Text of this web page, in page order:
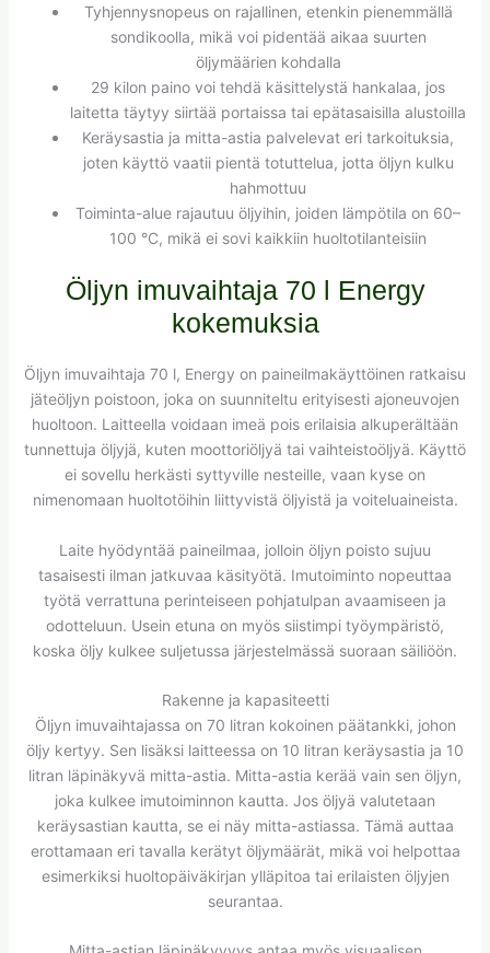
Tyhjennysnopeus on rajallinen, etenkin pienemmällä
sondikoolla, mikä voi pidentää aikaa suurten
öljymäärien kohdalla
29 kilon paino voi tehdä käsittelystä hankalaa, jos
laitetta täytyy siirtää portaissa tai epätasaisilla alustoilla
Keräysastia ja mitta-astia palvelevat eri tarkoituksia,
joten käyttö vaatii pientä totuttelua, jotta öljyn kulku
hahmottuu
Toiminta-alue rajautuu öljyihin, joiden lämpötila on 60–
100 °C, mikä ei sovi kaikkiin huoltotilanteisiin
Öljyn imuvaihtaja 70 l Energy
kokemuksia
Öljyn imuvaihtaja 70 l, Energy on paineilmakäyttöinen ratkaisu
jäteöljyn poistoon, joka on suunniteltu erityisesti ajoneuvojen
huoltoon. Laitteella voidaan imeä pois erilaisia alkuperältään
tunnettuja öljyjä, kuten moottoriöljyä tai vaihteistoöljyä. Käyttö
ei sovellu herkästi syttyville nesteille, vaan kyse on
nimenomaan huoltotöihin liittyvistä öljyistä ja voiteluaineista.
Laite hyödyntää paineilmaa, jolloin öljyn poisto sujuu
tasaisesti ilman jatkuvaa käsityötä. Imutoiminto nopeuttaa
työtä verrattuna perinteiseen pohjatulpan avaamiseen ja
odotteluun. Usein etuna on myös siistimpi työympäristö,
koska öljy kulkee suljetussa järjestelmässä suoraan säiliöön.
Rakenne ja kapasiteetti
Öljyn imuvaihtajassa on 70 litran kokoinen päätankki, johon
öljy kertyy. Sen lisäksi laitteessa on 10 litran keräysastia ja 10
litran läpinäkyvä mitta-astia. Mitta-astia kerää vain sen öljyn,
joka kulkee imutoiminnon kautta. Jos öljyä valutetaan
keräysastian kautta, se ei näy mitta-astiassa. Tämä auttaa
erottamaan eri tavalla kerätyt öljymäärät, mikä voi helpottaa
esimerkiksi huoltopäiväkirjan ylläpitoa tai erilaisten öljyjen
seurantaa.